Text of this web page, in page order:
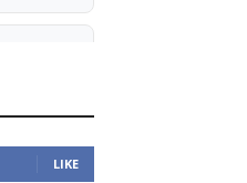
LIKE